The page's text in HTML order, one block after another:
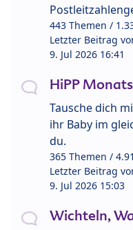
443 Themen /
Letzter Beitrag
9. Jul 2026 16:41
HiPP
Tausche dich
ihr Baby im
du.
365 Themen /
Letzter Beitrag
9. Jul 2026 15:03
Wichteln,